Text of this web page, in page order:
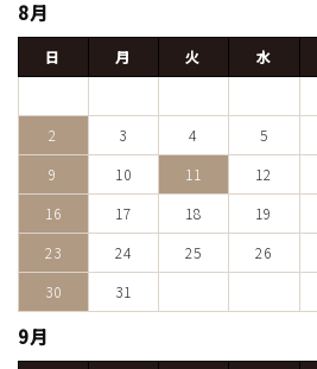
8月
日 月 火 水
2
3 4 5
9
10 11 12
16
17 18 19
23
24 25 26
30
31
9月